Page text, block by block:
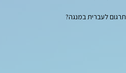
לעברית במנגה?